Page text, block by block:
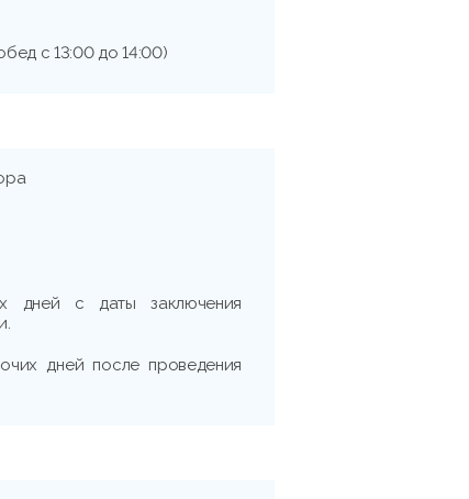
с 13:00 до 14:00)
дней с даты заключения
дней после проведения